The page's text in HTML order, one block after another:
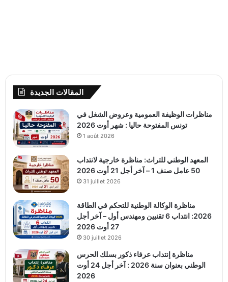
المقالات الجديدة
مناظرات الوظيفة العمومية وعروض الشغل في
تونس المفتوحة حاليا : شهر أوت 2026
1 août 2026
المعهد الوطني للتراث: مناظرة خارجية لانتداب
50 عامل صنف 1 – آخر أجل 21 أوت 2026
31 juillet 2026
مناظرة الوكالة الوطنية للتحكم في الطاقة
2026: انتداب 6 تقنيين ومهندس أول – آخر أجل
27 أوت 2026
30 juillet 2026
مناظرة إنتداب عرفاء ذكور بسلك الحرس
الوطني بعنوان سنة 2026 : آخر أجل 24 أوت
2026